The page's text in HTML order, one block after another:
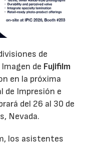
de
de Fujifilm
en la próxima
de Impresión e
del 26 al 30 de
Nevada.
los asistentes